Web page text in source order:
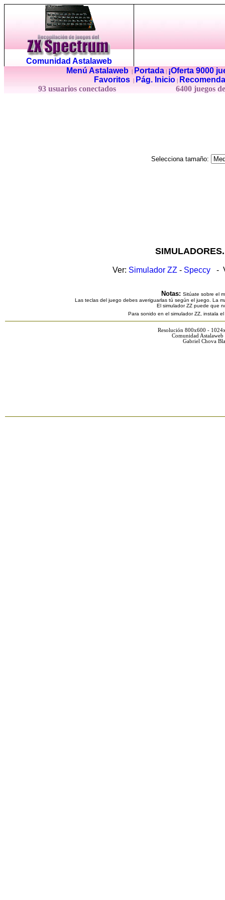
Comunidad Astalaweb
Menú Astalaweb| Portada|
¡Oferta 9000
Favoritos
Pág. Inicio
93 usuarios conectados
6400 juegos
Selecciona tamaño:
Ver: Simulador ZZ - Speccy -
Notas: Sitúate sobre el
Las teclas del juego debes averiguarlas tú según el juego. La
El simulador ZZ puede que
Para sonido en el simulador ZZ, instala
Resolución 800x600 -
Comunidad
Gabriel Chova